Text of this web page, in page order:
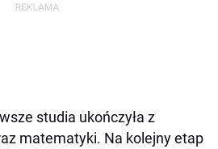
studia ukończyła z
matematyki. Na kolejny etap